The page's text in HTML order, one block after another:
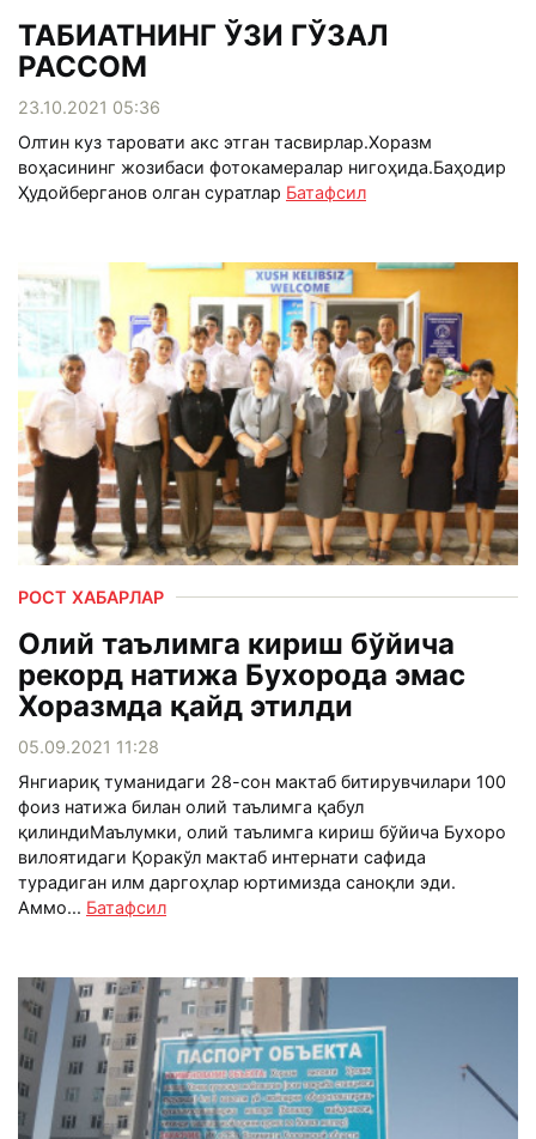
ТАБИАТНИНГ ЎЗИ ГЎЗАЛ
РАССОМ
23.10.2021 05:36
Олтин куз таровати акс этган тасвирлар.Хоразм
воҳасининг жозибаси фотокамералар нигоҳида.Баҳодир
Ҳудойберганов олган суратлар Батафсил
РОСТ ХАБАРЛАР
Олий таълимга кириш бўйича
рекорд натижа Бухорода эмас
Хоразмда қайд этилди
05.09.2021 11:28
Янгиариқ туманидаги 28-сон мактаб битирувчилари 100
фоиз натижа билан олий таълимга қабул
қилиндиМаълумки, олий таълимга кириш бўйича Бухоро
вилоятидаги Қоракўл мактаб интернати сафида
турадиган илм даргоҳлар юртимизда саноқли эди.
Аммо... Батафсил